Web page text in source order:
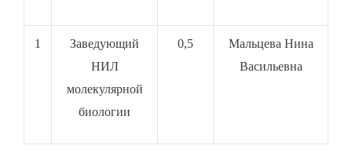
1
Заведующий
НИЛ
молекулярной
биологии
0,5
Мальцева Нина
Васильевна